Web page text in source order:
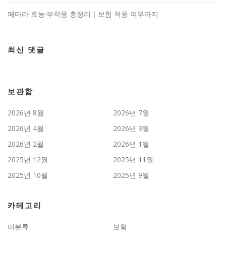
페마라 효능·부작용 총정리｜보험 적용 여부까지
최신 댓글
보관함
2026년 8월
2026년 7월
2026년 4월
2026년 3월
2026년 2월
2026년 1월
2025년 12월
2025년 11월
2025년 10월
2025년 9월
카테고리
미분류 보험